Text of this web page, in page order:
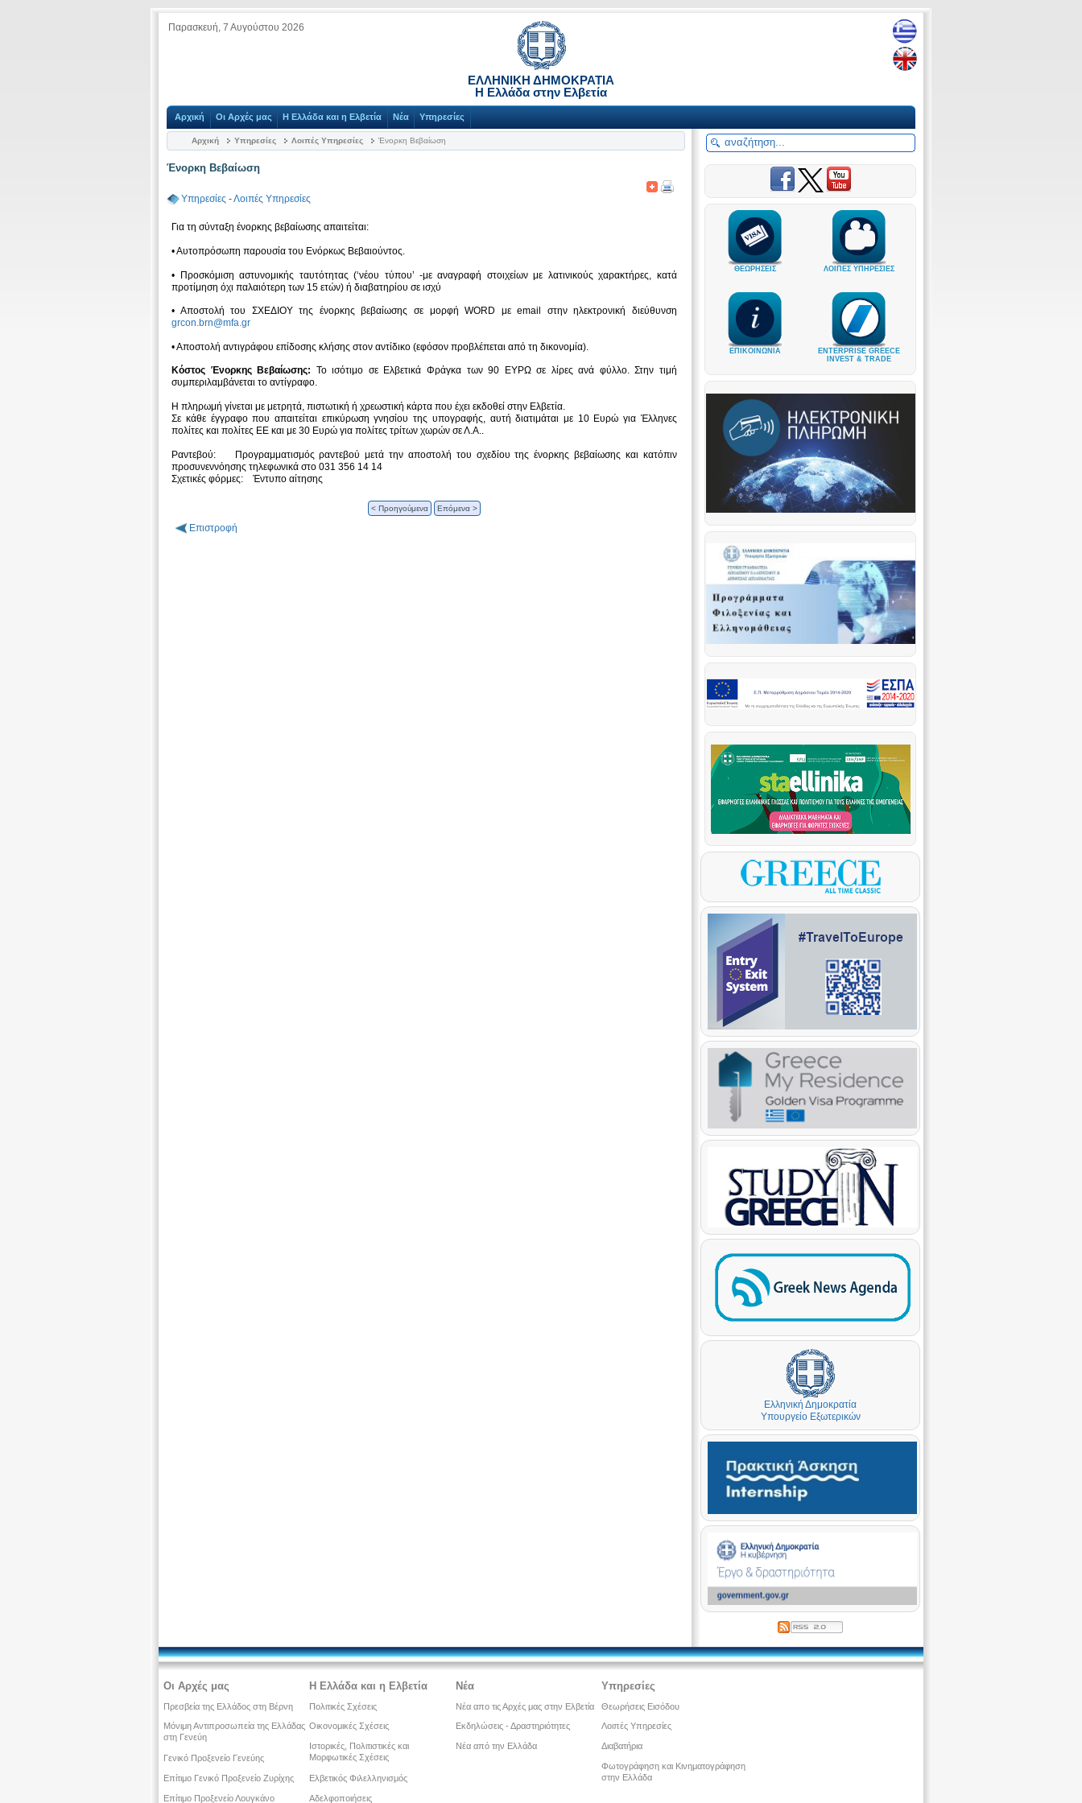
Παρασκευή, 7 Αυγούστου 2026
ΕΛΛΗΝΙΚΗ ΔΗΜΟΚΡΑΤΙΑ
Η Ελλάδα στην Ελβετία
Αρχική Οι Αρχές μας Η Ελλάδα και η Ελβετία Νέα Υπηρεσίες
Αρχική Υπηρεσίες Λοιπές Υπηρεσίες Ένορκη Βεβαίωση
Ένορκη Βεβαίωση
Υπηρεσίες -Λοιπές Υπηρεσίες
Για τη σύνταξη ένορκης βεβαίωσης απαιτείται:
• Αυτοπρόσωπη παρουσία του Ενόρκως Βεβαιούντος.
• Προσκόμιση αστυνομικής ταυτότητας (‘νέου τύπου’ -με αναγραφή στοιχείων με λατινικούς χαρακτήρες, κατά
προτίμηση όχι παλαιότερη των 15 ετών) ή διαβατηρίου σε ισχύ
• Αποστολή του ΣΧΕΔΙΟΥ της ένορκης βεβαίωσης σε μορφή WORD με email στην ηλεκτρονική διεύθυνση
grcon.brn@mfa.gr
• Αποστολή αντιγράφου επίδοσης κλήσης στον αντίδικο (εφόσον προβλέπεται από τη δικονομία).
Κόστος Ένορκης Βεβαίωσης: Το ισότιμο σε Ελβετικά Φράγκα των 90 ΕΥΡΩ σε λίρες ανά φύλλο. Στην τιμή
συμπεριλαμβάνεται το αντίγραφο.
Η πληρωμή γίνεται με μετρητά, πιστωτική ή χρεωστική κάρτα που έχει εκδοθεί στην Ελβετία.
Σε κάθε έγγραφο που απαιτείται επικύρωση γνησίου της υπογραφής, αυτή διατιμάται με 10 Ευρώ για Έλληνες
πολίτες και πολίτες ΕΕ και με 30 Ευρώ για πολίτες τρίτων χωρών σε Λ.Α..
Ραντεβού: Προγραμματισμός ραντεβού μετά την αποστολή του σχεδίου της ένορκης βεβαίωσης και κατόπιν
προσυνεννόησης τηλεφωνικά στο 031 356 14 14
Σχετικές φόρμες: Έντυπο αίτησης
< Προηγούμενα Επόμενα >
Επιστροφή
ΘΕΩΡΗΣΕΙΣ ΛΟΙΠΕΣ ΥΠΗΡΕΣΙΕΣ
ΕΠΙΚΟΙΝΩΝΙΑ
ENTERPRISE GREECE
INVEST & TRADE
Ελληνική Δημοκρατία
Υπουργείο Εξωτερικών
Οι Αρχές μας
Πρεσβεία της Ελλάδος στη Βέρνη
Μόνιμη Αντιπροσωπεία της Ελλάδας
στη Γενεύη
Γενικό Προξενείο Γενεύης
Επίτιμο Γενικό Προξενείο Ζυρίχης
Επίτιμο Προξενείο Λουγκάνο
Η Ελλάδα και η Ελβετία
Πολιτικές Σχέσεις
Οικονομικές Σχέσεις
Ιστορικές, Πολιτιστικές και
Μορφωτικές Σχέσεις
Ελβετικός Φιλελληνισμός
Αδελφοποιήσεις
Νέα
Νέα απο τις Αρχές μας στην Ελβετία
Εκδηλώσεις - Δραστηριότητες
Νέα από την Ελλάδα
Υπηρεσίες
Θεωρήσεις Εισόδου
Λοιπές Υπηρεσίες
Διαβατήρια
Φωτογράφηση και Κινηματογράφηση
στην Ελλάδα